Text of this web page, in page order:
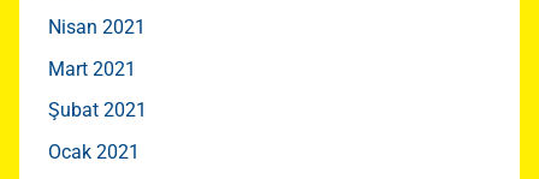
Nisan 2021
Mart 2021
Şubat 2021
Ocak 2021